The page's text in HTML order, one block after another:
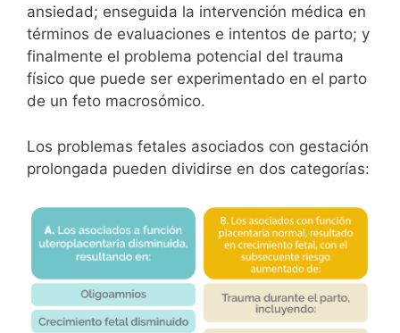
ansiedad; enseguida la intervención médica en
términos de evaluaciones e intentos de parto; y
finalmente el problema potencial del trauma
físico que puede ser experimentado en el parto
de un feto macrosómico.
Los problemas fetales asociados con gestación
prolongada pueden dividirse en dos categorías: